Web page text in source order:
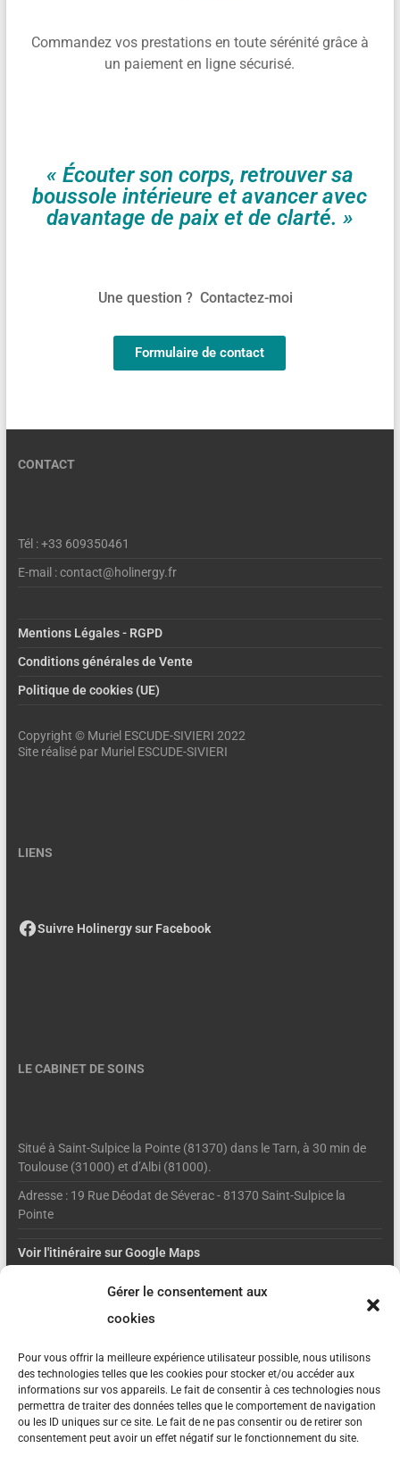
Gérer le consentement aux
cookies
Pour vous offrir la meilleure expérience utilisateur possible, nous utilisons
des technologies telles que les cookies pour stocker et/ou accéder aux
informations sur vos appareils. Le fait de consentir à ces technologies nous
permettra de traiter des données telles que le comportement de navigation
ou les ID uniques sur ce site. Le fait de ne pas consentir ou de retirer son
consentement peut avoir un effet négatif sur le fonctionnement du site.
Commandez vos prestations en toute sérénité grâce à
un paiement en ligne sécurisé.
« Écouter son corps, retrouver sa
boussole intérieure et avancer avec
davantage de paix et de clarté. »
Une question ? Contactez-moi
Formulaire de contact
CONTACT
Tél : +33 609350461
E-mail : contact@holinergy.fr
Mentions Légales - RGPD
Conditions générales de Vente
Politique de cookies (UE)
Copyright © Muriel ESCUDE-SIVIERI 2022
Site réalisé par Muriel ESCUDE-SIVIERI
LIENS
Suivre Holinergy sur Facebook
LE CABINET DE SOINS
Situé à Saint-Sulpice la Pointe (81370) dans le Tarn, à 30 min de
Toulouse (31000) et d’Albi (81000).
Adresse : 19 Rue Déodat de Séverac - 81370 Saint-Sulpice la
Pointe
Voir l'itinéraire sur Google Maps
train (gare de Saint-Sulpice-la-Pointe, à 10 min à pied du cabinet).
Matin
Après-midi
Lundi
Fermé
14H - 19H
Mardi
Fermé
15H30 - 18H30
Mercredi
Fermé
14H - 18H30
Jeudi
Fermé
15H30 - 18H30